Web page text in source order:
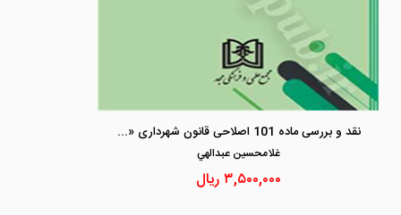
نقد و بررسی ماده 101 اصلاحی قانون شهرداری «قانونی سخت در قالبی آهنین»
غلامحسين عبدالهي
۳,۵۰۰,۰۰۰ریال